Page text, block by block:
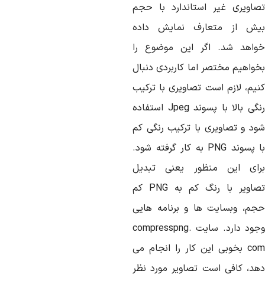
غیر استاندارد با حجم
از متعارف نمایش داده
شد. اگر این موضوع را
مختصر اما کاربردی دنبال
لازم است تصاویری با ترکیب
رنگی بالا با پسوند Jpeg استفاده
و تصاویری با ترکیب رنگی کم
با پسوند PNG به کار گرفته شود.
این منظور یعنی تبدیل
تصاویر با رنگ کم به PNG کم
وبسایت ها و برنامه هایی
وجود دارد. سایت compresspng.
com بخوبی این کار را انجام می
کافی است تصاویر مورد نظر